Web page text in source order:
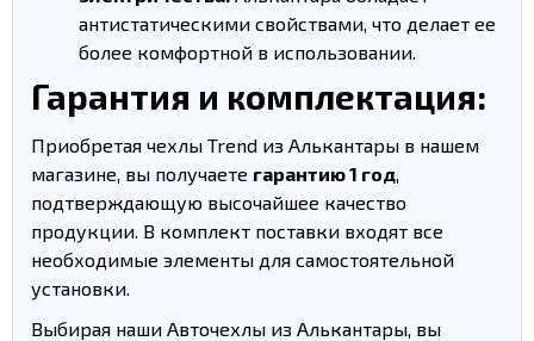
антистатическими свойствами, что делает ее
более комфортной в использовании.
Гарантия и комплектация:
Приобретая чехлы Trend из Алькантары в нашем
магазине, вы получаете гарантию 1 год,
подтверждающую высочайшее качество
продукции. В комплект поставки входят все
необходимые элементы для самостоятельной
установки.
Выбирая наши Авточехлы из Алькантары, вы